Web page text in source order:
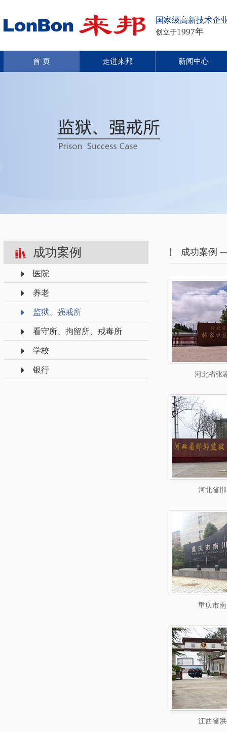
国家级高新技术企
创立于1997年
首 页 走进来邦 新闻中心
成功案例
医院
养老
监狱、强戒所
看守所、拘留所、戒毒所
学校
银行
成功案例
河北省张
河北省
重庆市
江西省